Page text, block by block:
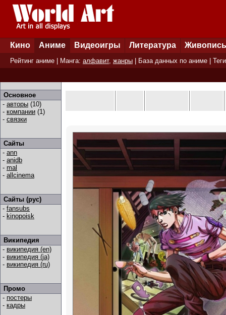
Кино Аниме Видеоигры Литература Живопись
Рейтинг аниме | Манга: алфавит, жанры База данных по аниме Теги
Основное
- авторы (10)
- компании (1)
- связки
Сайты
- ann
- anidb
- mal
- allcinema
Сайты (рус)
- fansubs
- kinopoisk
Википедия
- википедия (en)
- википедия (ja)
- википедия (ru)
Промо
- постеры
- кадры